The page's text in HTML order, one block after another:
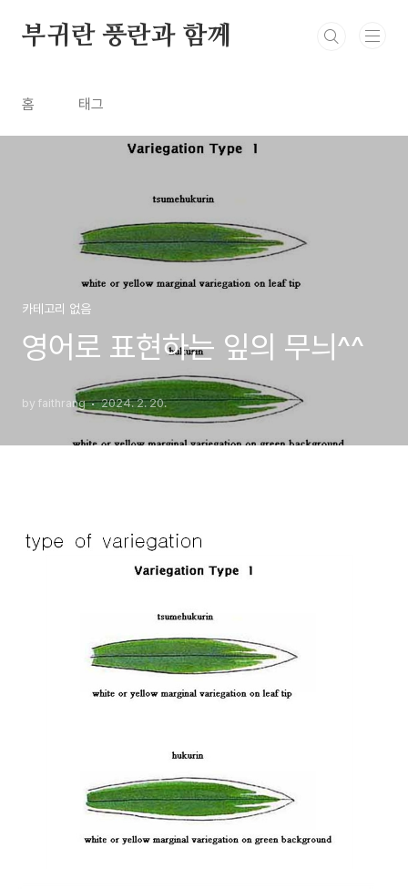
부귀란 풍란과 함께
홈 태그
카테고리 없음
영어로 표현하는 잎의 무늬^^
by faithrang 2024. 2. 20.